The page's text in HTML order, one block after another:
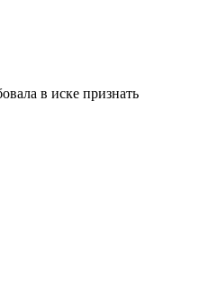
в иске признать